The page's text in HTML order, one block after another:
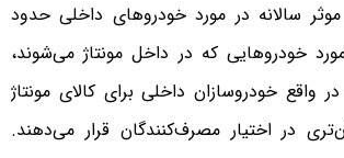
سالانه در مورد خودرو‌های داخلی حدود
مورد خودرو‌هایی که در داخل مونتاژ می‌شوند،
در واقع خودروسازان داخلی برای کالای مونتاژ
در اختیار مصرف‌کنندگان قرار می‌دهند.